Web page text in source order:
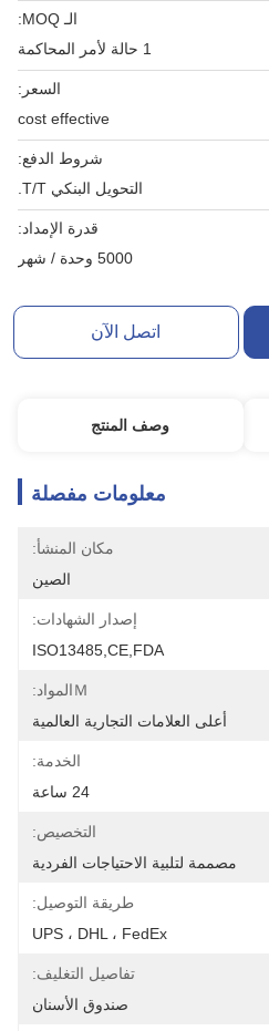
الـ MOQ:
السعر:
cost effective
شروط الدفع:
التحويل البنكي T/T.
قدرة الإمداد:
5000 وحدة / شهر
اتصل الآن
وصف المنتج
معلومات مفصلة
مكان المنشأ:
الصين
إصدار الشهادات:
ISO13485,CE,FDA
Ｍالمواد:
أعلى العلامات التجارية العالمية
الخدمة:
24 ساعة
التخصيص:
مصممة لتلبية الاحتياجات الفردية
طريقة التوصيل:
UPS ، DHL ، FedEx
تفاصيل التغليف:
صندوق الأسنان